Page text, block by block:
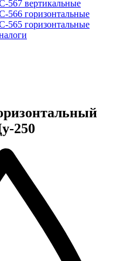
567 вертикальные
566 горизонтальные
565 горизонтальные
250